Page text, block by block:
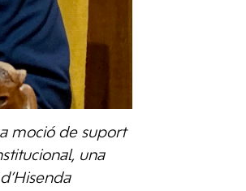
moció de suport
una